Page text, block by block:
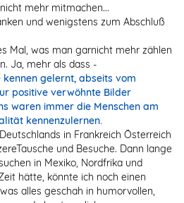
mehr mitmachen...
und wenigstens zum Abschluß
Mal, was man garnicht mehr zählen
Ja, mehr als dass -
gelernt, abseits vom
positive verwöhnte Bilder
waren immer die Menschen am
kennenzulernen.
in Frankreich Österreich
und Besuche. Dann lange
in Mexiko, Nordfrika und
hätte, könnte ich noch einen
alles geschah in humorvollen,